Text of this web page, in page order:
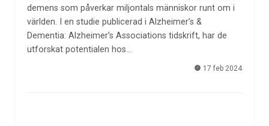
demens som påverkar miljontals människor runt om i
världen. I en studie publicerad i Alzheimer’s &
Dementia: Alzheimer’s Associations tidskrift, har de
utforskat potentialen hos…
17 feb 2024